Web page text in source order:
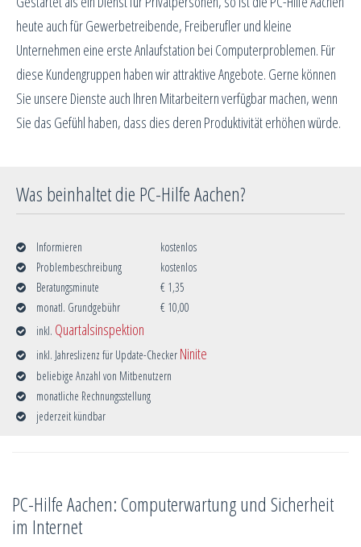
heute auch für Gewerbetreibende, Freiberufler und kleine
Unternehmen eine erste Anlaufstation bei Computerproblemen. Für
diese Kundengruppen haben wir attraktive Angebote. Gerne können
Sie unsere Dienste auch Ihren Mitarbeitern verfügbar machen, wenn
Sie das Gefühl haben, dass dies deren Produktivität erhöhen würde.
Was beinhaltet die PC-Hilfe Aachen?
Informieren
kostenlos
Problembeschreibung
kostenlos
Beratungsminute
€ 1,35
monatl. Grundgebühr
€ 10,00
inkl. Quartalsinspektion
inkl. Jahreslizenz für Update-Checker Ninite
beliebige Anzahl von Mitbenutzern
monatliche Rechnungsstellung
jederzeit kündbar
PC-Hilfe Aachen: Computerwartung und Sicherheit
im Internet